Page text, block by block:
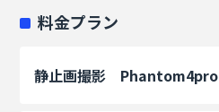
料金プラン
静止画撮影 Phantom4pro